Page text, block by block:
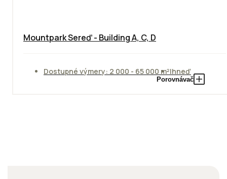
Mountpark Sereď - Building A, C, D
Dostupné výmery: 2 000 - 65 000 m²Ihneď
Porovnávač